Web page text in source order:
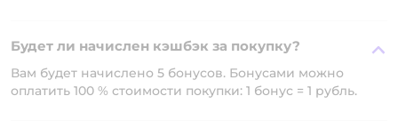
Будет ли начислен кэшбэк за покупку?
Вам будет начислено 5 бонусов. Бонусами можно
оплатить 100 % стоимости покупки: 1 бонус = 1 рубль.